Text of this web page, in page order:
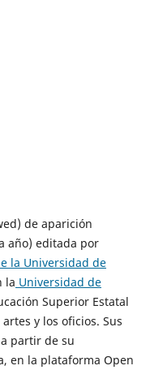
de aparición
año) editada por
la Universidad de
la Universidad de
Superior Estatal
y los oficios. Sus
partir de su
en la plataforma Open